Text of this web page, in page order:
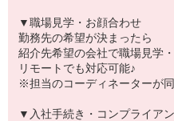
▼職場見学・お顔合わせ
勤務先の希望が決まったら
紹介先希望の会社で職場見学
リモートでも対応可能♪
※担当のコーディネーターが
▼入社手続き・コンプライア